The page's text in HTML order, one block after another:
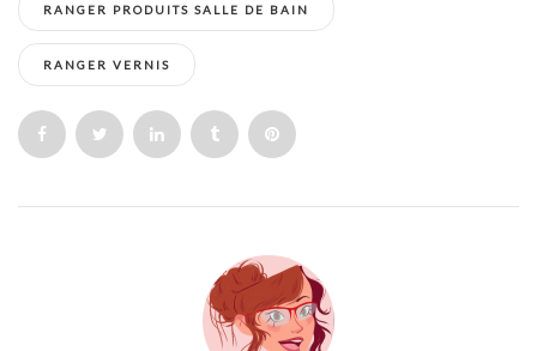
RANGER PRODUITS SALLE DE BAIN
RANGER VERNIS